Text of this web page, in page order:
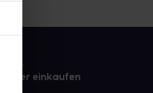
Sicher einkaufen